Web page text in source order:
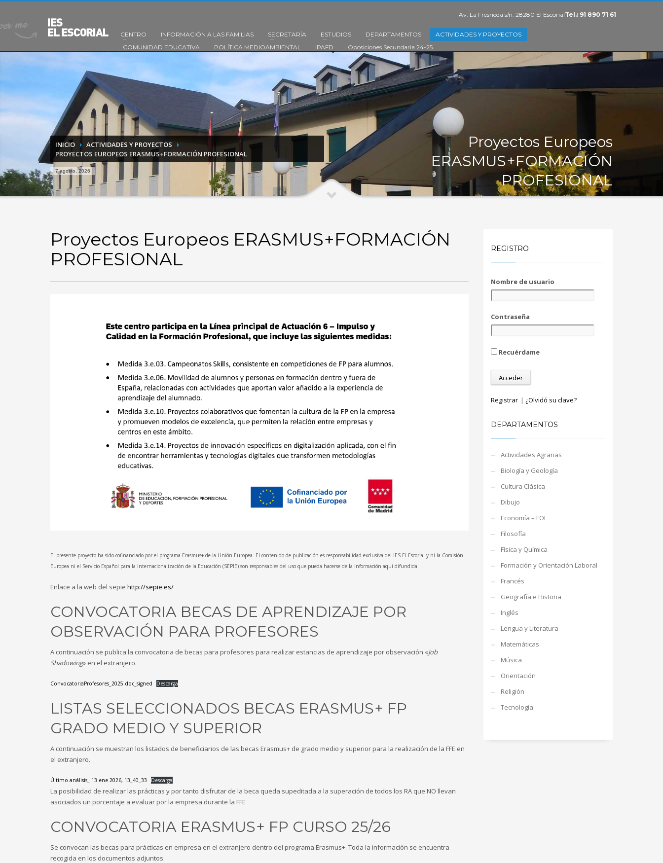
Av. La Fresneda s/n. 28280 El EscorialTel.: 91 890 71 61
CENTRO INFORMACIÓN A LAS FAMILIAS SECRETARÍA ESTUDIOS DEPARTAMENTOS
ACTIVIDADES Y PROYECTOS
COMUNIDAD EDUCATIVA
POLÍTICA MEDIOAMBIENTAL IPAFD Oposiciones Secundaria 24-25.
INICIO
ACTIVIDADES Y PROYECTOS
PROYECTOS EUROPEOS ERASMUS+FORMACIÓN PROFESIONAL
7 agosto, 2026
Proyectos Europeos
ERASMUS+FORMACIÓN
PROFESIONAL
Proyectos Europeos ERASMUS+FORMACIÓN
PROFESIONAL
El presente proyecto ha sido cofinanciado por el programa Erasmus+ de la Unión Europea. El contenido de publicación es responsabilidad exclusiva del IES El Escorial y ni la Comisión
Europea ni el Servicio Español para la Internacionalización de la Educación (SEPIE) son responsables del uso que pueda hacerse de la información aquí difundida.
Enlace a la web del sepie http://sepie.es/
CONVOCATORIA BECAS DE APRENDIZAJE POR
OBSERVACIÓN PARA PROFESORES
A continuación se publica la convocatoria de becas para profesores para realizar estancias de aprendizaje por observación «Job
Shadowing» en el extranjero.
ConvocatoriaProfesores_2025.doc_signed Descarga
LISTAS SELECCIONADOS BECAS ERASMUS+ FP
GRADO MEDIO Y SUPERIOR
A continuación se muestran los listados de beneficiarios de las becas Erasmus+ de grado medio y superior para la realización de la FFE en
el extranjero.
Último análisis_ 13 ene 2026, 13_40_33 Descarga
La posibilidad de realizar las prácticas y por tanto disfrutar de la beca queda supeditada a la superación de todos los RA que NO llevan
asociados un porcentaje a evaluar por la empresa durante la FFE
CONVOCATORIA ERASMUS+ FP CURSO 25/26
Se convocan las becas para prácticas en empresa en el extranjero dentro del programa Erasmus+. Toda la información se encuentra
recogida en los documentos adjuntos.
REGISTRO
Nombre de usuario
Contraseña
Recuérdame
Registrar | ¿Olvidó su clave?
DEPARTAMENTOS
Actividades Agrarias
Biología y Geología
Cultura Clásica
Dibujo
Economía – FOL
Filosofía
Física y Química
Formación y Orientación Laboral
Francés
Geografía e Historia
Inglés
Lengua y Literatura
Matemáticas
Música
Orientación
Religión
Tecnología